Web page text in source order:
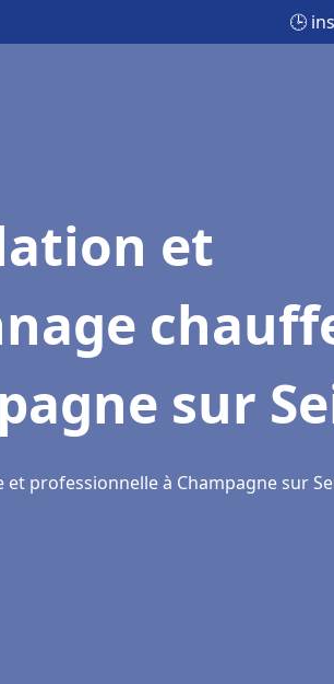
🕒
et
sur
professionnelle à Champagne sur